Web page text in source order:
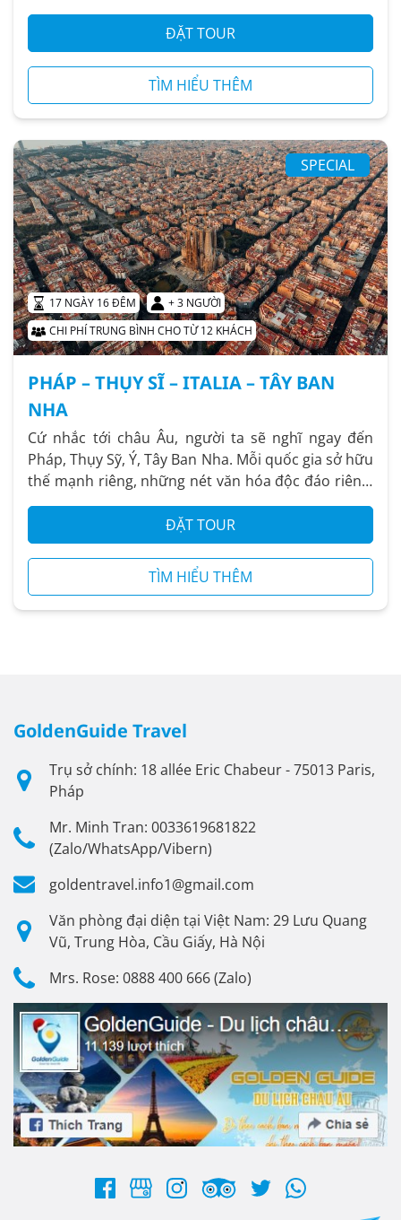
một nơi...
ĐẶT TOUR
TÌM HIỂU THÊM
SPECIAL
17 NGÀY 16 ĐÊM
+ 3 NGƯỜI
CHI PHÍ TRUNG BÌNH CHO TỪ 12 KHÁCH
PHÁP – THỤY SĨ – ITALIA – TÂY BAN
NHA
Cứ nhắc tới châu Âu, người ta sẽ nghĩ ngay đến
Pháp, Thụy Sỹ, Ý, Tây Ban Nha. Mỗi quốc gia sở hữu
thế mạnh riêng, những nét văn hóa độc đáo riêng.
Chuyến đi...
ĐẶT TOUR
TÌM HIỂU THÊM
GoldenGuide Travel
Trụ sở chính: 18 allée Eric Chabeur - 75013 Paris,
Pháp
Mr. Minh Tran: 0033619681822
(Zalo/WhatsApp/Vibern)
goldentravel.info1@gmail.com
Văn phòng đại diện tại Việt Nam: 29 Lưu Quang
Vũ, Trung Hòa, Cầu Giấy, Hà Nội
Mrs. Rose: 0888 400 666 (Zalo)